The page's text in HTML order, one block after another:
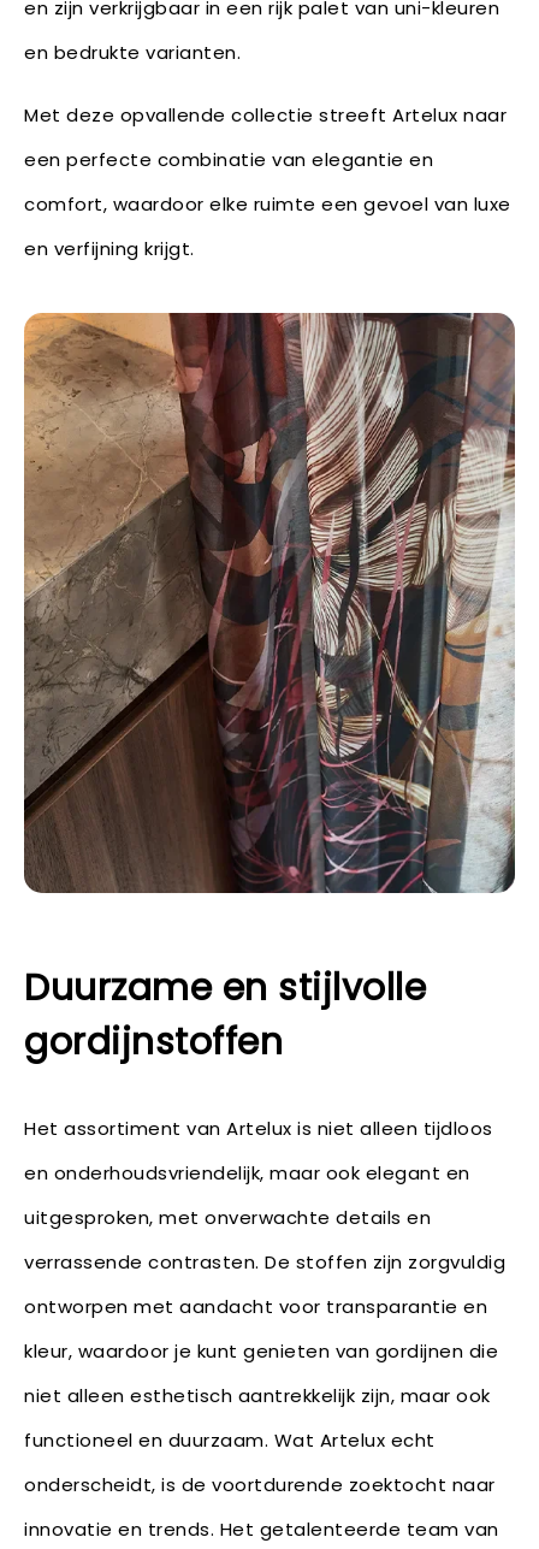
en zijn verkrijgbaar in een rijk palet van uni-kleuren
en bedrukte varianten.
Met deze opvallende collectie streeft Artelux naar
een perfecte combinatie van elegantie en
comfort, waardoor elke ruimte een gevoel van luxe
en verfijning krijgt.
Duurzame en stijlvolle
gordijnstoffen
Het assortiment van Artelux is niet alleen tijdloos
en onderhoudsvriendelijk, maar ook elegant en
uitgesproken, met onverwachte details en
verrassende contrasten. De stoffen zijn zorgvuldig
ontworpen met aandacht voor transparantie en
kleur, waardoor je kunt genieten van gordijnen die
niet alleen esthetisch aantrekkelijk zijn, maar ook
functioneel en duurzaam. Wat Artelux echt
onderscheidt, is de voortdurende zoektocht naar
innovatie en trends. Het getalenteerde team van